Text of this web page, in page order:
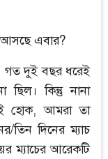
আসছে এবার?
গত দুই বছর ধরেই
ছিল। কিন্তু নানা
হোক, আমরা তা
তিন দিনের ম্যাচ
ম্যাচের আরেকটি